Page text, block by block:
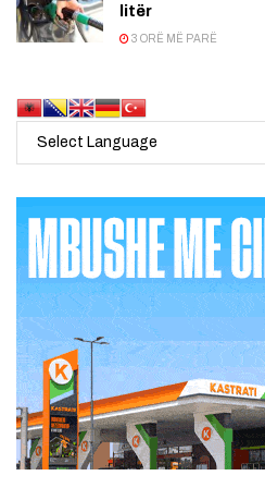
litër
3 ORË MË PARË